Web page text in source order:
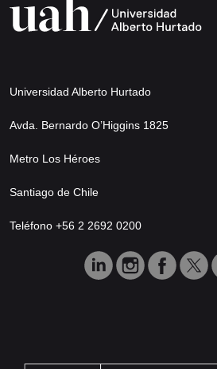
Universidad Alberto Hurtado
Avda. Bernardo O’Higgins 1825
Metro Los Héroes
Santiago de Chile
Teléfono +56 2 2692 0200